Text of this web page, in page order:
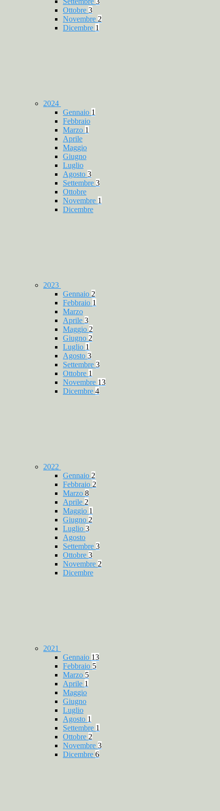
Ottobre 3
Novembre 2
Dicembre 1
2024
Gennaio 1
Febbraio
Marzo 1
Aprile
Maggio
Giugno
Luglio
Agosto 3
Settembre 3
Ottobre
Novembre 1
Dicembre
2023
Gennaio 2
Febbraio 1
Marzo
Aprile 3
Maggio 2
Giugno 2
Luglio 1
Agosto 3
Settembre 3
Ottobre 1
Novembre 13
Dicembre 4
2022
Gennaio 2
Febbraio 2
Marzo 8
Aprile 2
Maggio 1
Giugno 2
Luglio 3
Agosto
Settembre 3
Ottobre 3
Novembre 2
Dicembre
2021
Gennaio 13
Febbraio 5
Marzo 5
Aprile 1
Maggio
Giugno
Luglio
Agosto 1
Settembre 1
Ottobre 2
Novembre 3
Dicembre 6